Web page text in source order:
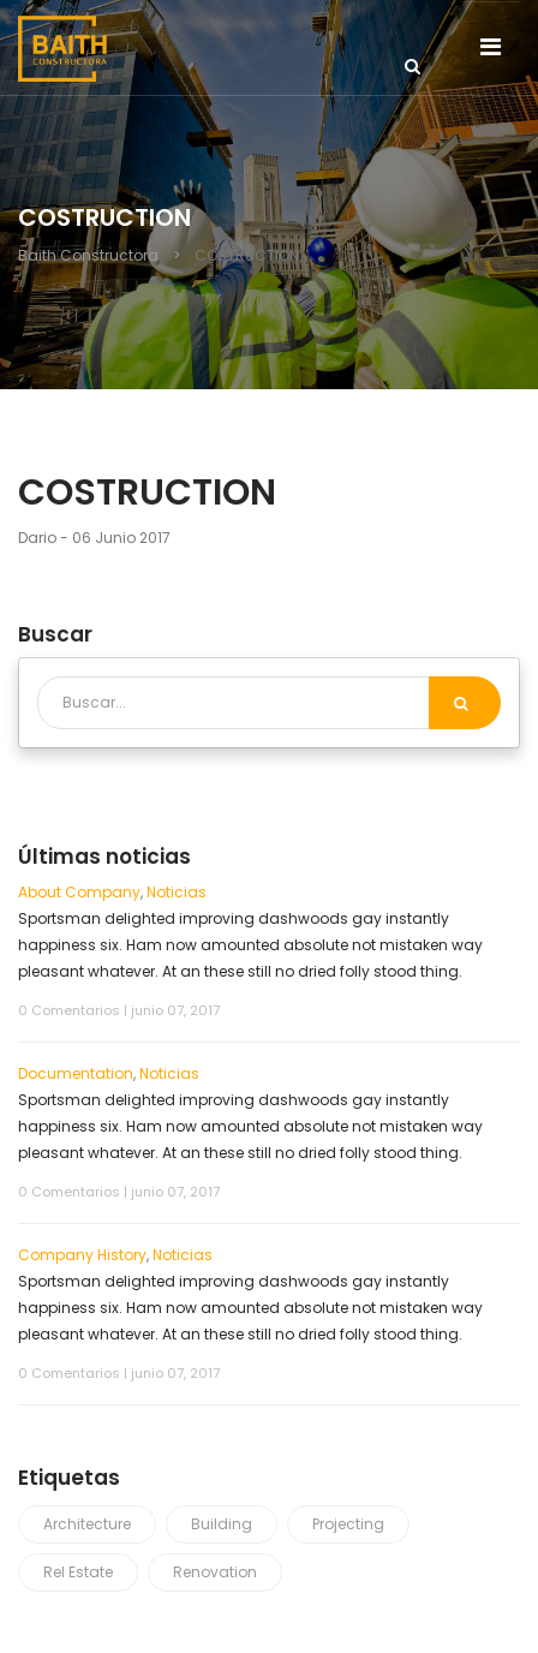
COSTRUCTION
Baith Constructora > COSTRUCTION
COSTRUCTION
Dario 06 Junio 2017
Buscar
Últimas noticias
About Company,Noticias
Sportsman delighted improving dashwoods gay instantly
happiness six. Ham now amounted absolute not mistaken way
pleasant whatever. At an these still no dried folly stood thing.
0 Comentarios | junio 07, 2017
Documentation,Noticias
Sportsman delighted improving dashwoods gay instantly
happiness six. Ham now amounted absolute not mistaken way
pleasant whatever. At an these still no dried folly stood thing.
0 Comentarios | junio 07, 2017
Company History,Noticias
Sportsman delighted improving dashwoods gay instantly
happiness six. Ham now amounted absolute not mistaken way
pleasant whatever. At an these still no dried folly stood thing.
0 Comentarios | junio 07, 2017
Etiquetas
Architecture Building Projecting
Rel Estate Renovation